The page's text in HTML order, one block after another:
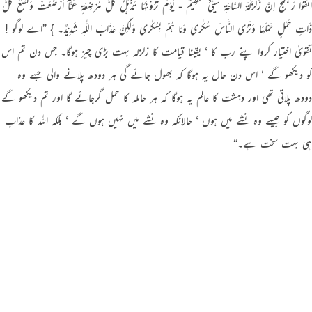
اتَّقُوْا رَبَّـکُمْج اِنَّ زَلْزَلَۃَ السَّاعَۃِ شَیْئٌ عَظِیْمٌ - یَوْمَ تَرَوْنَہَا تَذْہَلُ کُلُّ مُرْضِعَۃٍ عَمَّآ اَرْضَعَتْ وَتَضَعُ کُلُّ
ذَاتِ حَمْلٍ حَمْلَہَا وَتَرَی النَّاسَ سُکٰرٰی وَمَا ہُمْ بِسُکٰرٰی وَلٰکِنَّ عَذَابَ اللّٰہِ شَدِیْدٌ۔ } ”اے لوگو !
تقویٰ اختیار کروا پنے رب کا ‘ یقینا قیامت کا زلزلہ بہت بڑی چیز ہوگا۔ جس دن تم اس
کو دیکھو گے ‘ اس دن حال یہ ہوگا کہ بھول جائے گی ہر دودھ پلانے والی جسے وہ
دودھ پلاتی تھی اور دہشت کا عالم یہ ہوگا کہ ہر حاملہ کا حمل گرجائے گا اور تم دیکھو گے
لوگوں کو جیسے وہ نشے میں ہوں ‘ حالانکہ وہ نشے میں نہیں ہوں گے ‘ بلکہ اللہ کا عذاب
ہی بہت سخت ہے۔“